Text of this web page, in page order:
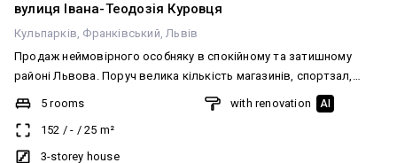
вулиця Івана-Теодозія Куровця
Кульпарків Франківський Львів
Продаж неймовірного особняку в спокійному та затишному
районі Львова. Поруч велика кількість магазинів, спортзал,
салони краси, зоомагазини. Будинок повністю готовий до життя
та укомплектований якісними та дорогими меблями. Своє
подвір'я, дві гардеробні, кухня, два санвузли, три спальні
кімнати, вітальня, комори та багато місця для зберігання та
5 rooms
152 /- / 25 m²
3-storey house
with renovation AI